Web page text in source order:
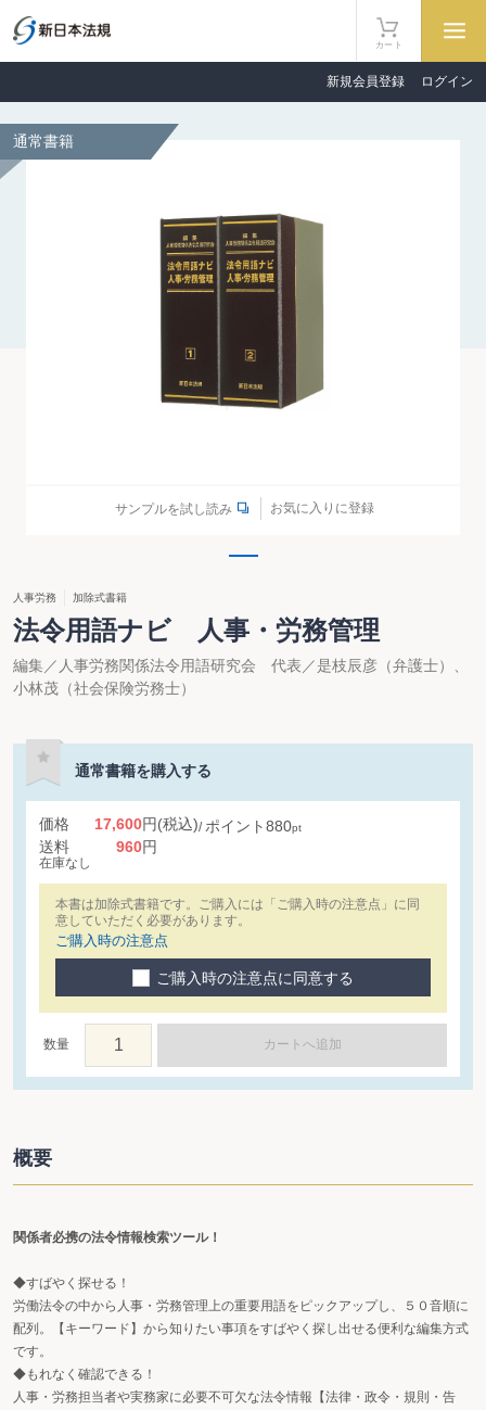
新規会員登録 ログイン
カート
通常書籍
サンプルを試し読み お気に入りに登録
人事労務 加除式書籍
法令用語ナビ 人事・労務管理
編集／人事労務関係法令用語研究会 代表／是枝辰彦（弁護士）、
小林茂（社会保険労務士）
通常書籍を購入する
価格 17,600円(税込) ポイント880pt
送料 960円
在庫なし
本書は加除式書籍です。ご購入には「ご購入時の注意点」に同
意していただく必要があります。
ご購入時の注意点
ご購入時の注意点に同意する
数量 カートへ追加
概要
関係者必携の法令情報検索ツール！
◆すばやく探せる！
労働法令の中から人事・労務管理上の重要用語をピックアップし、５０音順に
配列。【キーワード】から知りたい事項をすばやく探し出せる便利な編集方式
です。
◆もれなく確認できる！
人事・労務担当者や実務家に必要不可欠な法令情報【法律・政令・規則・告